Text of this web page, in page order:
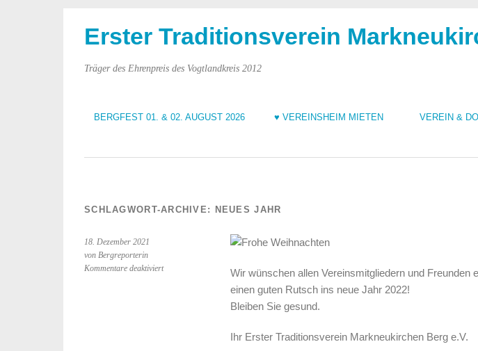
BERGFEST 01. & 02. AUGUST 2026 ♥ VEREINSHEIM MIETEN VEREIN &
Erster Traditionsverein
Träger des Ehrenpreis des Vogtlandkreis 2012
SCHLAGWORT-ARCHIVE: NEUES JAHR
18. Dezember 2021
von Bergreporterin
Kommentare deaktiviertfür
Wir wünschen allen Vereinsmitgliedern und Freunden
einen guten Rutsch ins neue Jahr 2022!
Bleiben Sie gesund.
Ihr Erster Traditionsverein Markneukirchen Berg e.V.